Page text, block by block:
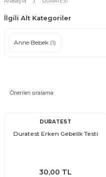
İlgili Alt Kategoriler
Anne Bebek (1)
DURATEST
Duratest Erken Gebelik Testi
30,00 TL